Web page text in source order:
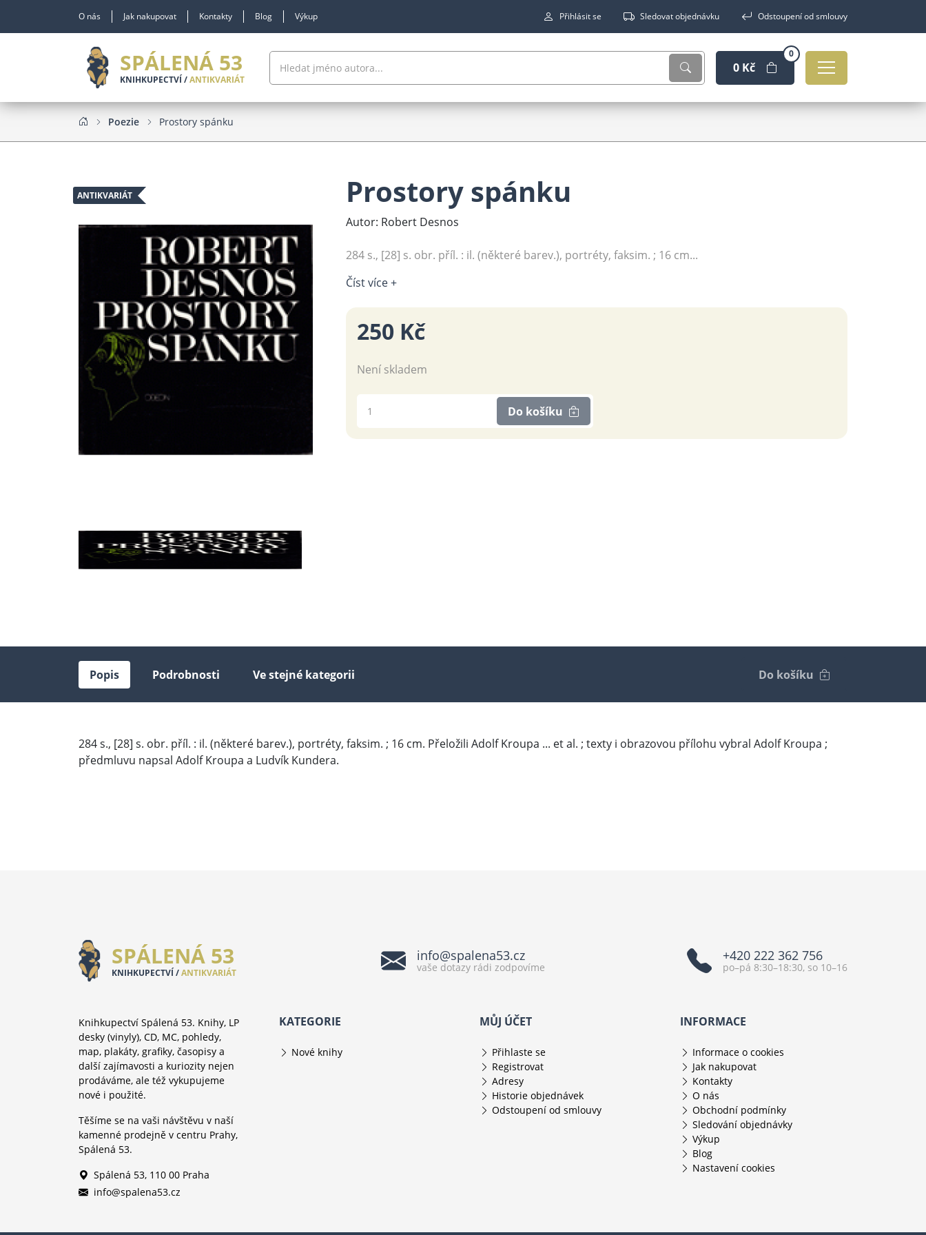
O nás Jak nakupovat Kontakty Blog Výkup Přihlásit se Sledovat objednávku Odstoupení od smlouvy
SPÁLENÁ 53
KNIHKUPECTVÍ /ANTIKVARIÁT
0 Kč
0
Poezie Prostory spánku
ANTIKVARIÁT Prostory spánku
Autor: Robert Desnos
284 s., [28] s. obr. příl. : il. (některé barev.), portréty, faksim. ; 16 cm...
Číst více +
250 Kč
Není skladem
Do košíku
Popis Podrobnosti Ve stejné kategorii Do košíku
284 s., [28] s. obr. příl. : il. (některé barev.), portréty, faksim. ; 16 cm. Přeložili Adolf Kroupa ... et al. ; texty i obrazovou přílohu vybral Adolf Kroupa ;
předmluvu napsal Adolf Kroupa a Ludvík Kundera.
SPÁLENÁ 53
KNIHKUPECTVÍ /ANTIKVARIÁT
info@spalena53.cz
vaše dotazy rádi zodpovíme
+420 222 362 756
po–pá 8:30–18:30, so 10–16
Knihkupectví Spálená 53. Knihy, LP
desky (vinyly), CD, MC, pohledy,
map, plakáty, grafiky, časopisy a
další zajímavosti a kuriozity nejen
prodáváme, ale též vykupujeme
nové i použité.
Těšíme se na vaši návštěvu v naší
kamenné prodejně v centru Prahy,
Spálená 53.
Spálená 53, 110 00 Praha
info@spalena53.cz
KATEGORIE
Nové knihy
MŮJ ÚČET
Přihlaste se
Registrovat
Adresy
Historie objednávek
Odstoupení od smlouvy
INFORMACE
Informace o cookies
Jak nakupovat
Kontakty
O nás
Obchodní podmínky
Sledování objednávky
Výkup
Blog
Nastavení cookies